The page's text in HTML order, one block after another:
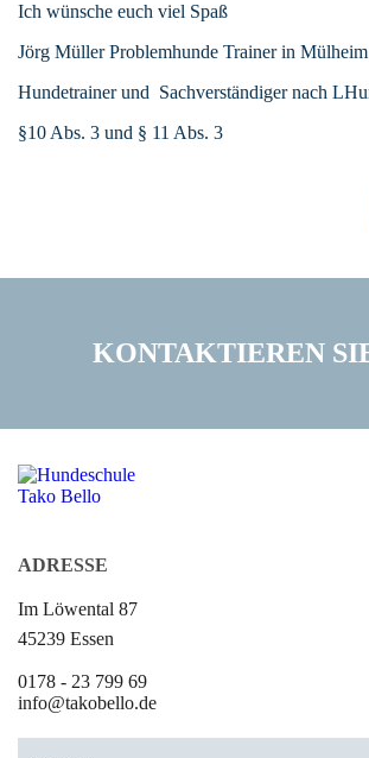
Ich wünsche euch viel Spaß
Jörg Müller Problemhunde Trainer in
Hundetrainer und Sachverständiger nach
§10 Abs. 3 und § 11 Abs. 3
KONTAKTIEREN
ADRESSE
Im Löwental 87
45239 Essen
0178 - 23 799 69
info@takobello.de